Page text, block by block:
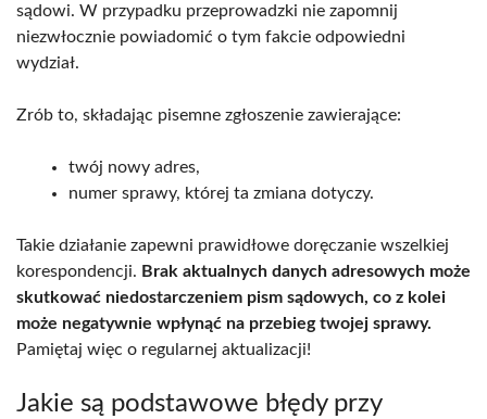
sądowi. W przypadku przeprowadzki nie zapomnij
niezwłocznie powiadomić o tym fakcie odpowiedni
wydział.
Zrób to, składając pisemne zgłoszenie zawierające:
twój nowy adres,
numer sprawy, której ta zmiana dotyczy.
Takie działanie zapewni prawidłowe doręczanie wszelkiej
korespondencji. Brak aktualnych danych adresowych może
skutkować niedostarczeniem pism sądowych, co z kolei
może negatywnie wpłynąć na przebieg twojej sprawy.
Pamiętaj więc o regularnej aktualizacji!
Jakie są podstawowe błędy przy